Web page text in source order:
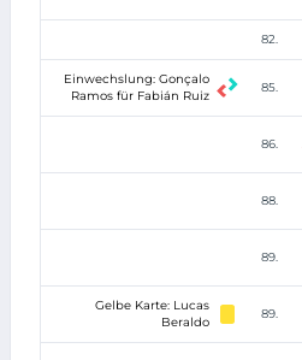
82.
Einwechslung: Gonçalo
Ramos für Fabián Ruiz
85.
86.
88.
89.
Gelbe Karte: Lucas
Beraldo
89.